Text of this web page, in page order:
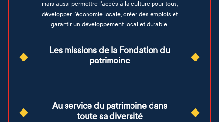
mais aussi permettre l'accès à la culture pour tous,
développer l’économie locale, créer des emplois et
garantir un développement local et durable.
Les missions de la Fondation du
patrimoine
patrimoine
locale et créer
des emplois
partager le
patrimoine
préservation de
l’environnement
Au service du patrimoine dans
toute sa diversité